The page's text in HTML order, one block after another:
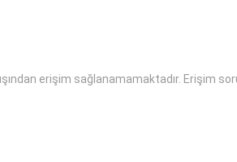
erişim sağlanamamaktadır. Erişim